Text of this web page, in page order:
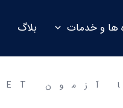
ها و خدمات بلاگ